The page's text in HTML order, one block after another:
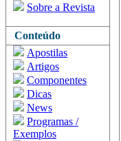
Sobre a Revista
Conteúdo
Apostilas
Artigos
Componentes
Dicas
News
Programas /
Exemplos